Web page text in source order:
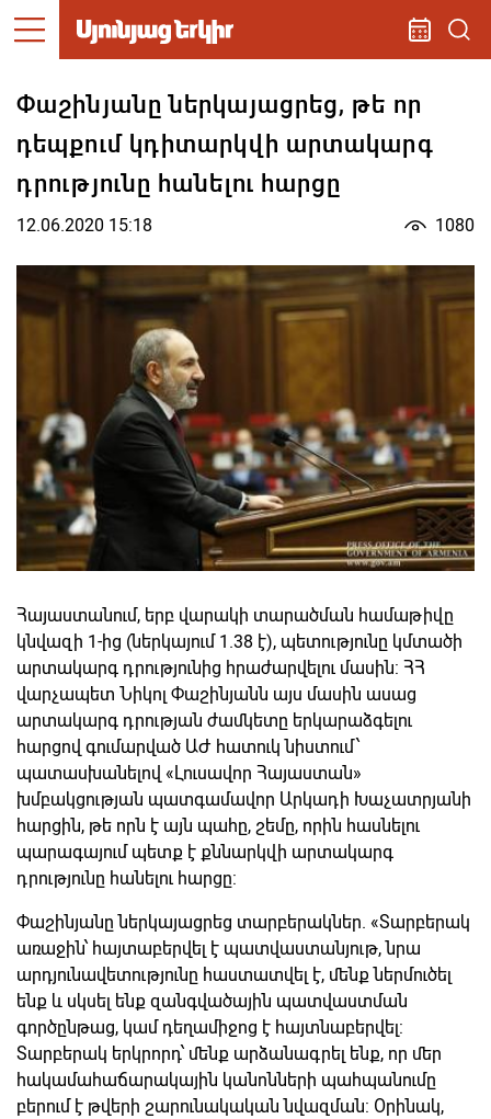
Փաշինյանը ներկայացրեց, թե որ
դեպքում կդիտարկվի արտակարգ
դրությունը հանելու հարցը
12.06.2020 15:18 1080
Հայաստանում, երբ վարակի տարածման համաթիվը
կնվազի 1-ից (ներկայում 1.38 է), պետությունը կմտածի
արտակարգ դրությունից հրաժարվելու մասին: ՀՀ
վարչապետ Նիկոլ Փաշինյանն այս մասին ասաց
արտակարգ դրության ժամկետը երկարաձգելու
հարցով գումարված ԱԺ հատուկ նիստում՝
պատասխանելով «Լուսավոր Հայաստան»
խմբակցության պատգամավոր Արկադի Խաչատրյանի
հարցին, թե որն է այն պահը, շեմը, որին հասնելու
պարագայում պետք է քննարկվի արտակարգ
դրությունը հանելու հարցը:
Փաշինյանը ներկայացրեց տարբերակներ. «Տարբերակ
առաջին՝ հայտաբերվել է պատվաստանյութ, նրա
արդյունավետությունը հաստատվել է, մենք ներմուծել
ենք և սկսել ենք զանգվածային պատվաստման
գործընթաց, կամ դեղամիջոց է հայտնաբերվել:
Տարբերակ երկրորդ՝ մենք արձանագրել ենք, որ մեր
հակամահաճարակային կանոնների պահպանումը
բերում է թվերի շարունակական նվազման: Օրինակ,